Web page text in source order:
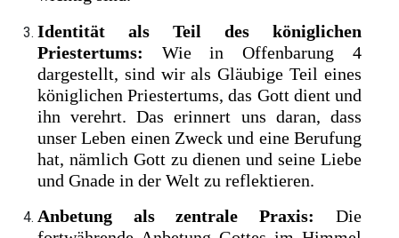
Identität als Teil des königlichen
Priestertums: Wie in Offenbarung 4
dargestellt, sind wir als Gläubige Teil eines
königlichen Priestertums, das Gott dient und
ihn verehrt. Das erinnert uns daran, dass
unser Leben einen Zweck und eine Berufung
hat, nämlich Gott zu dienen und seine Liebe
und Gnade in der Welt zu reflektieren.
Anbetung als zentrale Praxis: Die